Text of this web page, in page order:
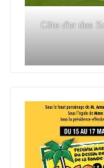
Côte d'or des